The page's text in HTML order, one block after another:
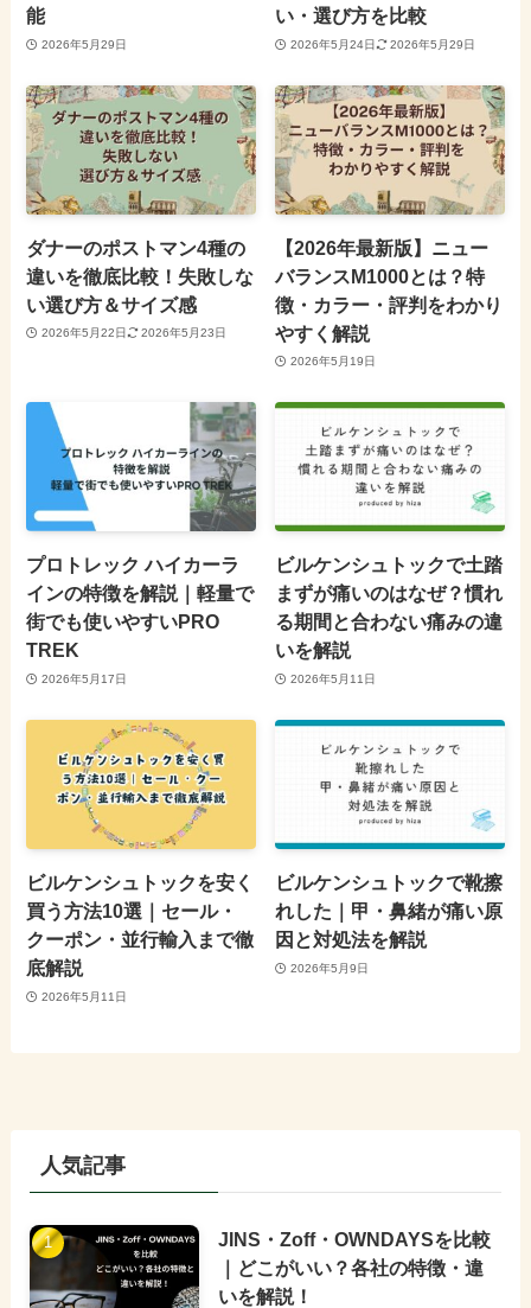
能
2026年5月29日
い・選び方を比較
2026年5月24日 2026年5月29日
ダナーのポストマン4種の
違いを徹底比較！失敗しな
い選び方＆サイズ感
2026年5月22日 2026年5月23日
【2026年最新版】ニュー
バランスM1000とは？特
徴・カラー・評判をわかり
やすく解説
2026年5月19日
プロトレック ハイカーラ
インの特徴を解説｜軽量で
街でも使いやすいPRO
TREK
2026年5月17日
ビルケンシュトックで土踏
まずが痛いのはなぜ？慣れ
る期間と合わない痛みの違
いを解説
2026年5月11日
ビルケンシュトックを安く
買う方法10選｜セール・
クーポン・並行輸入まで徹
底解説
2026年5月11日
ビルケンシュトックで靴擦
れした｜甲・鼻緒が痛い原
因と対処法を解説
2026年5月9日
人気記事
JINS・Zoff・OWNDAYSを比較
｜どこがいい？各社の特徴・違
いを解説！